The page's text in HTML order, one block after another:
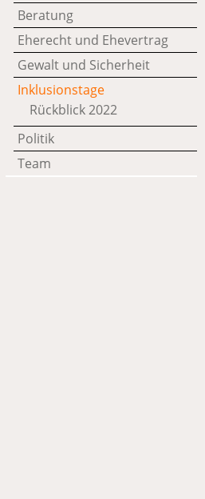
Beratung
Eherecht und Ehevertrag
Gewalt und Sicherheit
Inklusionstage
Rückblick 2022
Politik
Team